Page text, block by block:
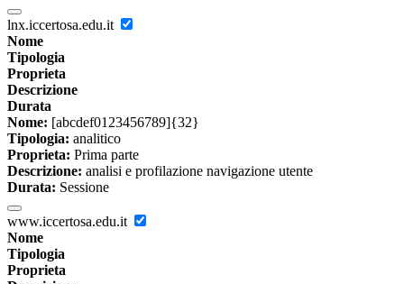
lnx.iccertosa.edu.it
Nome
Tipologia
Proprieta
Descrizione
Durata
Nome: [abcdef0123456789]{32}
Tipologia: analitico
Proprieta: Prima parte
Descrizione: analisi e profilazione navigazione utente
Durata: Sessione
www.iccertosa.edu.it
Nome
Tipologia
Proprieta